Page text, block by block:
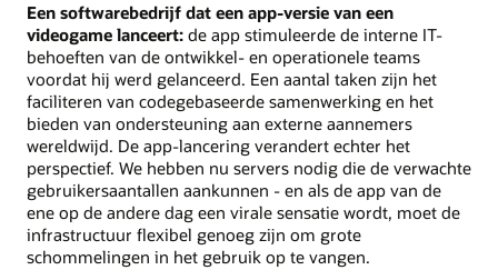
Een softwarebedrijf dat een app-versie van een
videogame lanceert: de app stimuleerde de interne IT-
behoeften van de ontwikkel- en operationele teams
voordat hij werd gelanceerd. Een aantal taken zijn het
faciliteren van codegebaseerde samenwerking en het
bieden van ondersteuning aan externe aannemers
wereldwijd. De app-lancering verandert echter het
perspectief. We hebben nu servers nodig die de verwachte
gebruikersaantallen aankunnen - en als de app van de
ene op de andere dag een virale sensatie wordt, moet de
infrastructuur flexibel genoeg zijn om grote
schommelingen in het gebruik op te vangen.